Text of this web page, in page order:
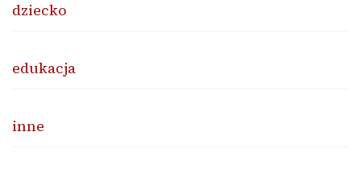
dziecko
edukacja
inne